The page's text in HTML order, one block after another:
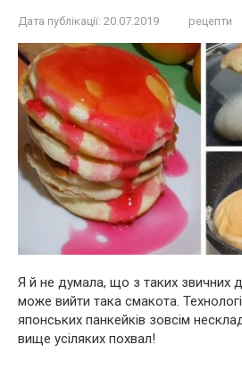
Дата публікації: 20.07.2019 рецепти
Я й не думала, що з таких звичних
може вийти така смакота.
японських панкейків зовсім
вище усіляких похвал!